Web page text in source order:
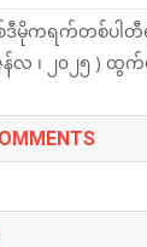
မိုကရက်တစ်ပါတီ
န်လ ၊ ၂၀၂၅ ) ထွက်ပ